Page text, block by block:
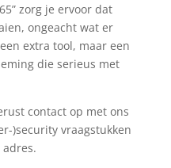
zorg je ervoor dat
ongeacht wat er
extra tool, maar een
die serieus met
contact op met ons
)security vraagstukken